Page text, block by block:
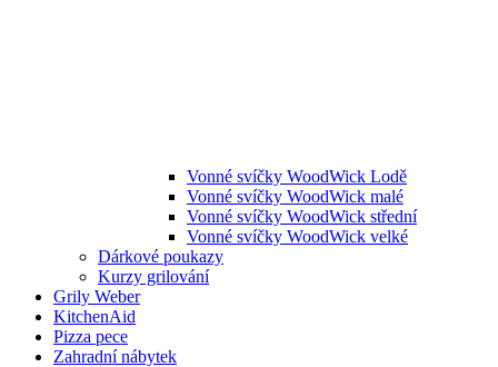
Vonné svíčky WoodWick Lodě
Vonné svíčky WoodWick malé
Vonné svíčky WoodWick střední
Vonné svíčky WoodWick velké
Dárkové poukazy
Kurzy grilování
Grily Weber
KitchenAid
Pizza pece
Zahradní nábytek